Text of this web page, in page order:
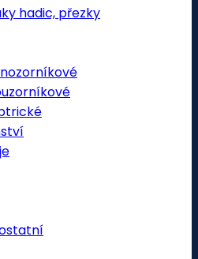
hadic, přezky